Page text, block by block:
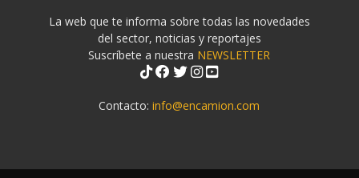
La web que te informa sobre todas las novedades
del sector, noticias y reportajes
Suscríbete a nuestra NEWSLETTER
Contacto:info@encamion.com